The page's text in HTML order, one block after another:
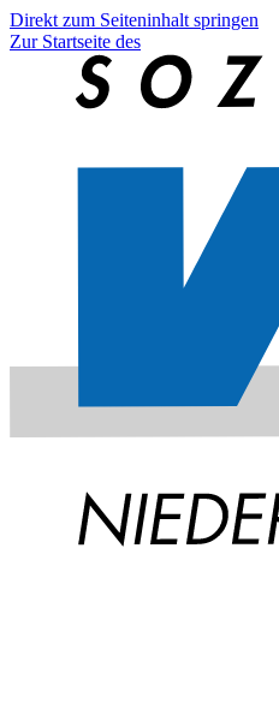
Direkt zum Seiteninhalt springen
Zur Startseite des